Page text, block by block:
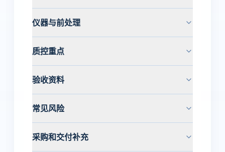
仪器与前处理
质控重点
验收资料
常见风险
采购和交付补充